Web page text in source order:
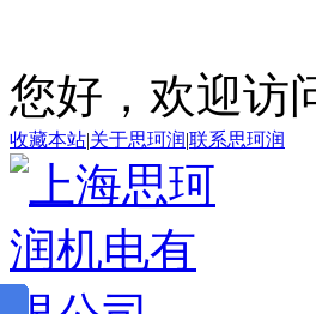
您好，欢迎访
收藏本站|关于思珂润|联系思珂润